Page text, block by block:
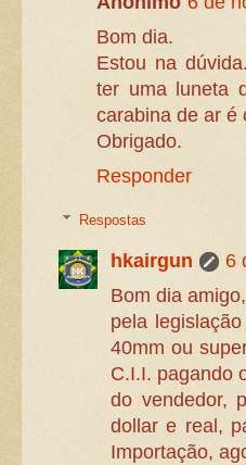
Bom dia.
Estou na
ter uma luneta
carabina de ar é
Obrigado.
Responder
Respostas
hkairgun
6
Bom dia
pela
40mm ou
C.I.I. pagando
do vendedor,
dollar e real,
Importação,